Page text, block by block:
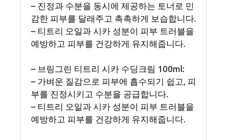
– 진정과 수분을 동시에 제공하는 토너로 민
감한 피부를 달래주고 촉촉하게 보습합니다.
– 티트리 오일과 시카 성분이 피부 트러블을
예방하고 피부를 건강하게 유지해줍니다.
– 브링그린 티트리 시카 수딩크림 100ml:
– 가벼운 질감으로 피부에 흡수되기 쉽고, 피
부를 진정시키고 수분을 공급합니다.
– 티트리 오일과 시카 성분이 피부 트러블을
예방하고 피부를 건강하게 유지해줍니다.